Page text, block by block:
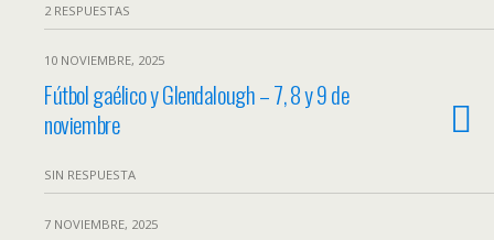
2 RESPUESTAS
10 NOVIEMBRE, 2025
Fútbol gaélico y Glendalough – 7, 8 y 9 de
noviembre
SIN RESPUESTA
7 NOVIEMBRE, 2025